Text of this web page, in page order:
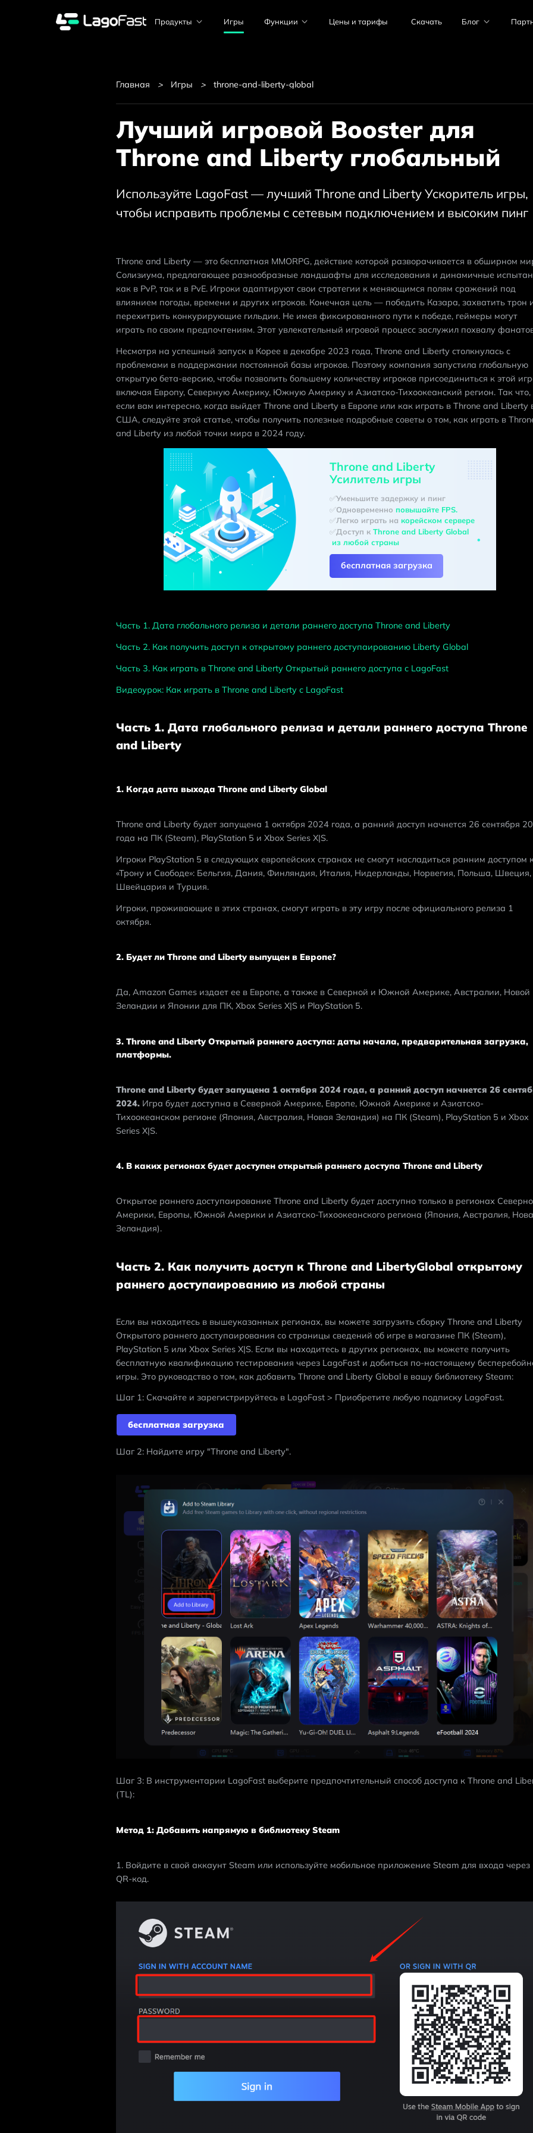
Продукты Игры Функции Цены и тарифы Скачать Блог
Главная > Игры > throne-and-liberty-global
Лучший игровой Booster для
Throne and Liberty глобальный
Используйте LagoFast — лучший Throne and Liberty Ускоритель игры,
чтобы исправить проблемы с сетевым подключением и высоким пинг
Throne and Liberty — это бесплатная MMORPG, действие которой разворачивается в обширном
Солизиума, предлагающее разнообразные ландшафты для исследования и динамичные
как в PvP, так и в PvE. Игроки адаптируют свои стратегии к меняющимся полям сражений под
влиянием погоды, времени и других игроков. Конечная цель — победить Казара, захватить трон
перехитрить конкурирующие гильдии. Не имея фиксированного пути к победе, геймеры могут
играть по своим предпочтениям. Этот увлекательный игровой процесс заслужил похвалу
Несмотря на успешный запуск в Корее в декабре 2023 года, Throne and Liberty столкнулась с
проблемами в поддержании постоянной базы игроков. Поэтому компания запустила глобальную
открытую бета-версию, чтобы позволить большему количеству игроков присоединиться к этой
включая Европу, Северную Америку, Южную Америку и Азиатско-Тихоокеанский регион. Так что,
если вам интересно, когда выйдет Throne and Liberty в Европе или как играть в Throne and Liberty
США, следуйте этой статье, чтобы получить полезные подробные советы о том, как играть в
and Liberty из любой точки мира в 2024 году.
Throne and Liberty
Усилитель игры
✅Уменьшите задержку и пинг
✅Одновременно повышайте FPS.
✅Легко играть на корейском сервере
✅Доступ к Throne and Liberty Global
из любой страны
бесплатная загрузка
Часть 1. Дата глобального релиза и детали раннего доступа Throne and Liberty
Часть 2. Как получить доступ к открытому раннего доступаированию Liberty Global
Часть 3. Как играть в Throne and Liberty Открытый раннего доступа с LagoFast
Видеоурок: Как играть в Throne and Liberty с LagoFast
Часть 1. Дата глобального релиза и детали раннего доступа Throne
and Liberty
1. Когда дата выхода Throne and Liberty Global
Throne and Liberty будет запущена 1 октября 2024 года, а ранний доступ начнется 26 сентября
года на ПК (Steam), PlayStation 5 и Xbox Series X|S.
Игроки PlayStation 5 в следующих европейских странах не смогут насладиться ранним доступом
«Трону и Свободе»: Бельгия, Дания, Финляндия, Италия, Нидерланды, Норвегия, Польша, Швеция,
Швейцария и Турция.
Игроки, проживающие в этих странах, смогут играть в эту игру после официального релиза 1
октября.
2. Будет ли Throne and Liberty выпущен в Европе?
Да, Amazon Games издает ее в Европе, а также в Северной и Южной Америке, Австралии, Новой
Зеландии и Японии для ПК, Xbox Series X|S и PlayStation 5.
3. Throne and Liberty Открытый раннего доступа: даты начала, предварительная загрузка,
платформы.
Throne and Liberty будет запущена 1 октября 2024 года, а ранний доступ начнется 26
2024. Игра будет доступна в Северной Америке, Европе, Южной Америке и Азиатско-
Тихоокеанском регионе (Япония, Австралия, Новая Зеландия) на ПК (Steam), PlayStation 5 и Xbox
Series X|S.
4. В каких регионах будет доступен открытый раннего доступа Throne and Liberty
Открытое раннего доступаирование Throne and Liberty будет доступно только в регионах
Америки, Европы, Южной Америки и Азиатско-Тихоокеанского региона (Япония, Австралия,
Зеландия).
Часть 2. Как получить доступ к Throne and LibertyGlobal открытому
раннего доступаированию из любой страны
Если вы находитесь в вышеуказанных регионах, вы можете загрузить сборку Throne and Liberty
Открытого раннего доступаирования со страницы сведений об игре в магазине ПК (Steam),
PlayStation 5 или Xbox Series X|S. Если вы находитесь в других регионах, вы можете получить
бесплатную квалификацию тестирования через LagoFast и добиться по-настоящему
игры. Это руководство о том, как добавить Throne and Liberty Global в вашу библиотеку Steam:
Шаг 1: Скачайте и зарегистрируйтесь в LagoFast > Приобретите любую подписку LagoFast.
бесплатная загрузка
Шаг 2: Найдите игру "Throne and Liberty".
Шаг 3: В инструментарии LagoFast выберите предпочтительный способ доступа к Throne and
(TL):
Метод 1: Добавить напрямую в библиотеку Steam
1. Войдите в свой аккаунт Steam или используйте мобильное приложение Steam для входа через
QR-код.